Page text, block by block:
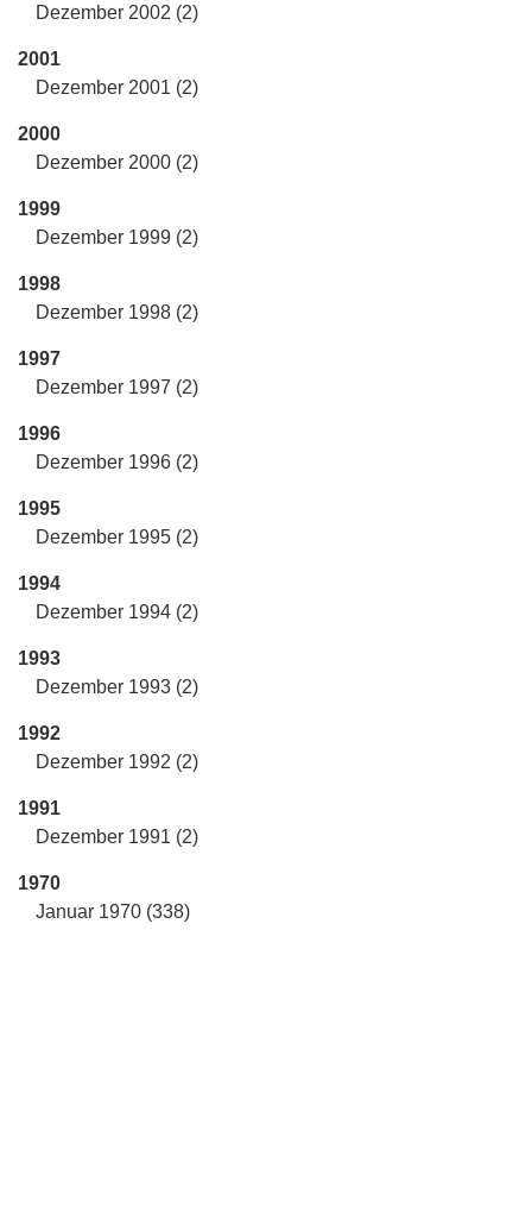
Dezember 2002 (2)
2001
Dezember 2001 (2)
2000
Dezember 2000 (2)
1999
Dezember 1999 (2)
1998
Dezember 1998 (2)
1997
Dezember 1997 (2)
1996
Dezember 1996 (2)
1995
Dezember 1995 (2)
1994
Dezember 1994 (2)
1993
Dezember 1993 (2)
1992
Dezember 1992 (2)
1991
Dezember 1991 (2)
1970
Januar 1970 (338)